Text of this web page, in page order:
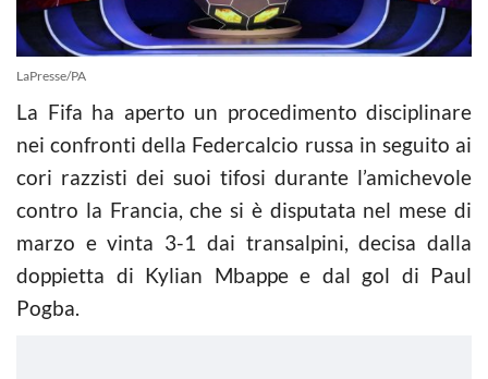
LaPresse/PA
La Fifa ha aperto un procedimento disciplinare
nei confronti della Federcalcio russa in seguito ai
cori razzisti dei suoi tifosi durante l’amichevole
contro la Francia, che si è disputata nel mese di
marzo e vinta 3-1 dai transalpini, decisa dalla
doppietta di Kylian Mbappe e dal gol di Paul
Pogba.